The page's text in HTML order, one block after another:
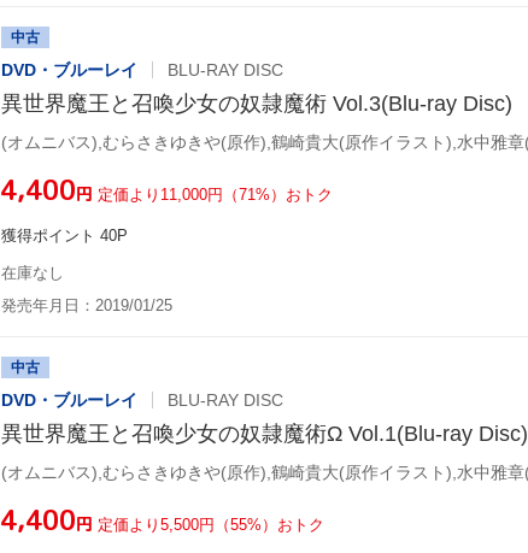
中古
DVD・ブルーレイ BLU-RAY DISC
異世界魔王と召喚少女の奴隷魔術 Vol.3(Blu-ray Disc)
¥4,400円 定価より11,000円（71%）おトク
獲得ポイント 40P
在庫なし
発売年月日：2019/01/25
中古
DVD・ブルーレイ BLU-RAY DISC
異世界魔王と召喚少女の奴隷魔術Ω Vol.1(Blu-ray Disc)
¥4,400円 定価より5,500円（55%）おトク